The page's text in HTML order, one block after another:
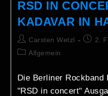
RSD IN
KADAVAR IN
Carsten Wetzl
2.
Allgemein
Die Berliner Rockband
"RSD in concert"